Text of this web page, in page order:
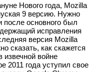
Нового года, Mozilla
9 версию. Нужно
после основного был
исправления
версия Mozilla
сказать, как скажется
извечной войне
2011 года уступил свое